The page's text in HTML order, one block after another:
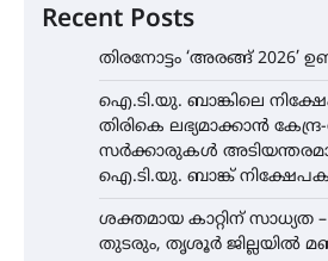
Recent Posts
തിരനോട്ടം ‘അരങ്ങ് 2026’
ഐ.ടി.യു. ബാങ്കിലെ
തിരികെ ലഭ്യമാക്കാൻ
സർക്കാരുകൾ
ഐ.ടി.യു. ബാങ്ക്
ശക്തമായ കാറ്റിന് സാധ്യത
തുടരും, തൃശൂർ ജില്ലയിൽ